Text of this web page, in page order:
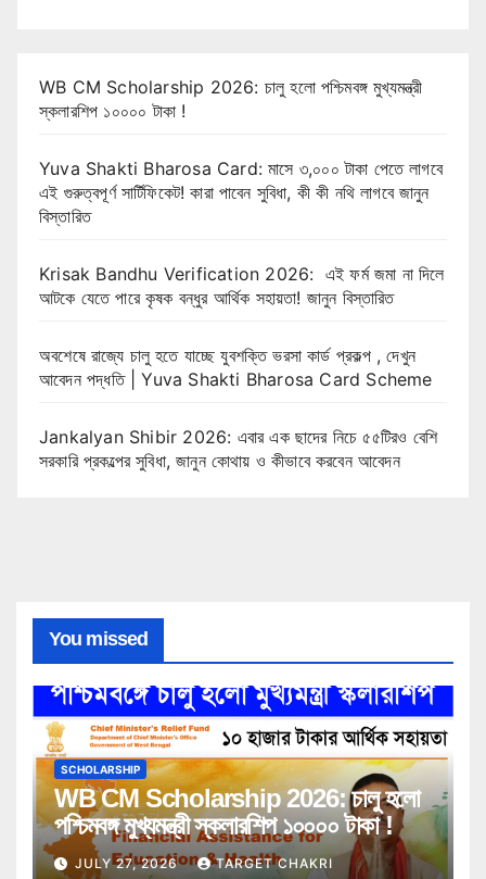
WB CM Scholarship 2026: চালু হলো পশ্চিমবঙ্গ মুখ্যমন্ত্রী
স্কলারশিপ ১০০০০ টাকা !
Yuva Shakti Bharosa Card: মাসে ৩,০০০ টাকা পেতে লাগবে
এই গুরুত্বপূর্ণ সার্টিফিকেট! কারা পাবেন সুবিধা, কী কী নথি লাগবে জানুন
বিস্তারিত
Krisak Bandhu Verification 2026: এই ফর্ম জমা না দিলে
আটকে যেতে পারে কৃষক বন্ধুর আর্থিক সহায়তা! জানুন বিস্তারিত
অবশেষে রাজ্যে চালু হতে যাচ্ছে যুবশক্তি ভরসা কার্ড প্রকল্প , দেখুন
আবেদন পদ্ধতি | Yuva Shakti Bharosa Card Scheme
Jankalyan Shibir 2026: এবার এক ছাদের নিচে ৫৫টিরও বেশি
সরকারি প্রকল্পের সুবিধা, জানুন কোথায় ও কীভাবে করবেন আবেদন
You missed
SCHOLARSHIP
WB CM Scholarship 2026: চালু হলো
পশ্চিমবঙ্গ মুখ্যমন্ত্রী স্কলারশিপ ১০০০০ টাকা !
JULY 27, 2026 TARGET CHAKRI